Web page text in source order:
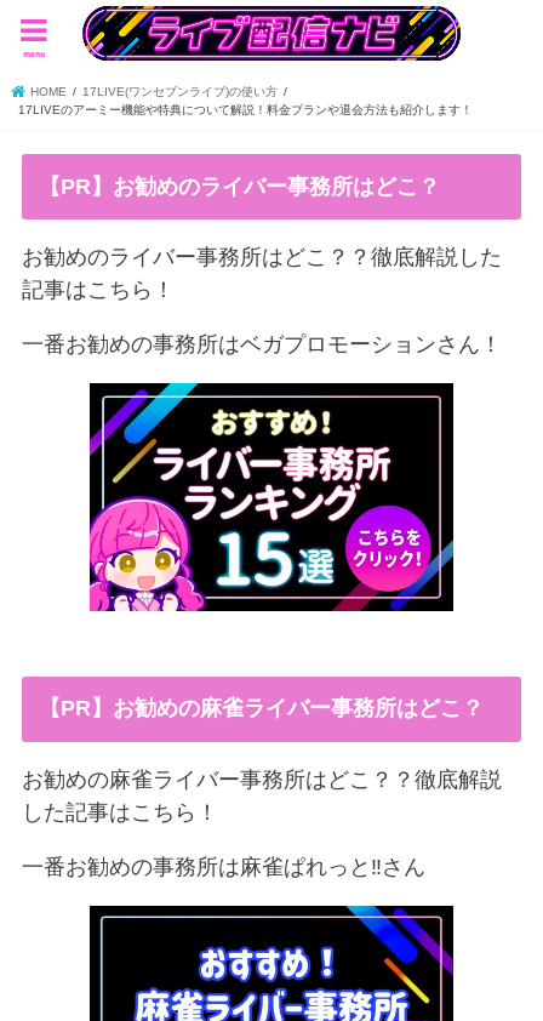
menu
HOME
17LIVE(ワンセブンライブ)の使い方
17LIVEのアーミー機能や特典について解説！料金プランや退会方法も紹介します！
【PR】お勧めのライバー事務所はどこ？
お勧めのライバー事務所はどこ？？徹底解説した
記事はこちら！
一番お勧めの事務所はベガプロモーションさん！
【PR】お勧めの麻雀ライバー事務所はどこ？
お勧めの麻雀ライバー事務所はどこ？？徹底解説
した記事はこちら！
一番お勧めの事務所は麻雀ぱれっと‼︎さん